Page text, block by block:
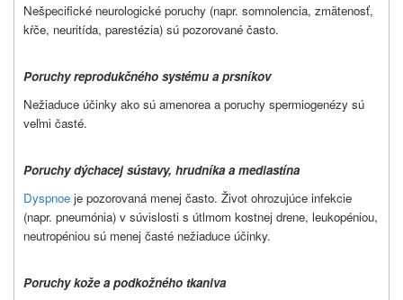
Nešpecifické neurologické poruchy (napr. somnolencia, zmätenosť,
kŕče, neuritída, parestézia) sú pozorované často.
Poruchy reprodukčného systému a prsníkov
Nežiaduce účinky ako sú amenorea a poruchy spermiogenézy sú
veľmi časté.
Poruchy dýchacej sústavy, hrudníka a mediastína
Dyspnoe je pozorovaná menej často. Život ohrozujúce infekcie
(napr. pneumónia) v súvislosti s útlmom kostnej drene, leukopéniou,
neutropéniou sú menej časté nežiaduce účinky.
Poruchy kože a podkožného tkaniva